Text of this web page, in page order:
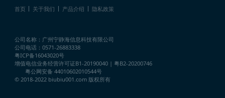
首页 关于我们 产品介绍 隐私政策
公司名称：广州宁静海信息科技有限公司
公司电话：0571-26883338
粤ICP备16043020号
增值电信业务经营许可证B1-20190040 | 粤B2-20200746
粤公网安备 44010602010544号
© 2018-2022 biubiu001.com 版权所有